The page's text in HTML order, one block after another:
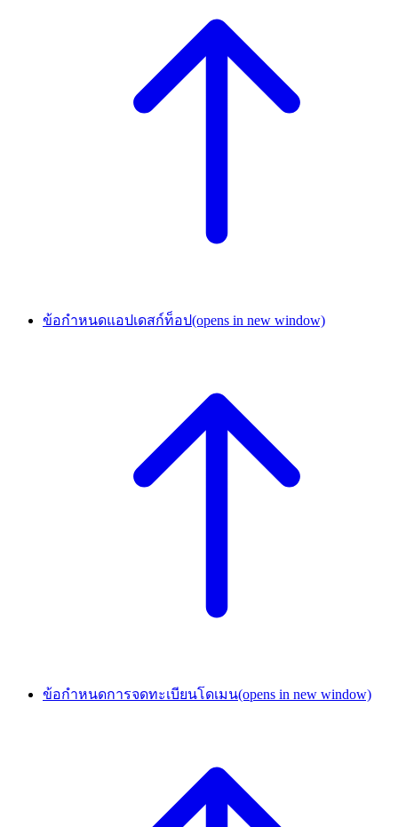
ข้อกำหนดแอปเดสก์ท็อป(opens in new window)
ข้อกำหนดการจดทะเบียนโดเมน(opens in new window)